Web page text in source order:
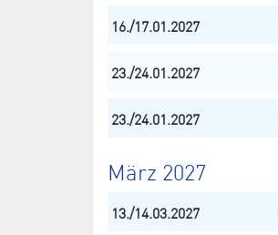
16./17.01.2027
23./24.01.2027
23./24.01.2027
März 2027
13./14.03.2027